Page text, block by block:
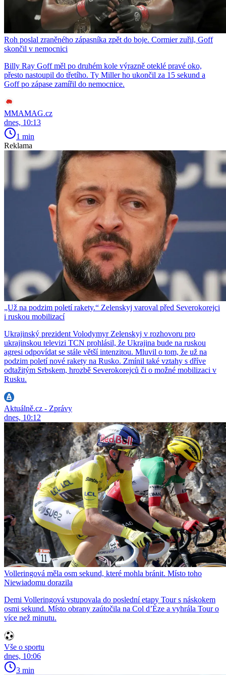
Roh poslal zraněného zápasníka zpět do boje. Cormier zuřil, Goff
skončil v nemocnici
Billy Ray Goff měl po druhém kole výrazně oteklé pravé oko,
přesto nastoupil do třetího. Ty Miller ho ukončil za 15 sekund a
Goff po zápase zamířil do nemocnice.
MMAMAG.cz
dnes, 10:13
1 min
Reklama
„Už na podzim poletí rakety.“ Zelenskyj varoval před Severokorejci
i ruskou mobilizací
Ukrajinský prezident Volodymyr Zelenskyj v rozhovoru pro
ukrajinskou televizi TCN prohlásil, že Ukrajina bude na ruskou
agresi odpovídat se stále větší intenzitou. Mluvil o tom, že už na
podzim poletí nové rakety na Rusko. Zmínil také vztahy s dříve
odtažitým Srbskem, hrozbě Severokorejců či o možné mobilizaci v
Rusku.
Aktuálně.cz - Zprávy
dnes, 10:12
Volleringová měla osm sekund, které mohla bránit. Místo toho
Niewiadomu dorazila
Demi Volleringová vstupovala do poslední etapy Tour s náskokem
osmi sekund. Místo obrany zaútočila na Col d’Èze a vyhrála Tour o
více než minutu.
Vše o sportu
dnes, 10:06
3 min